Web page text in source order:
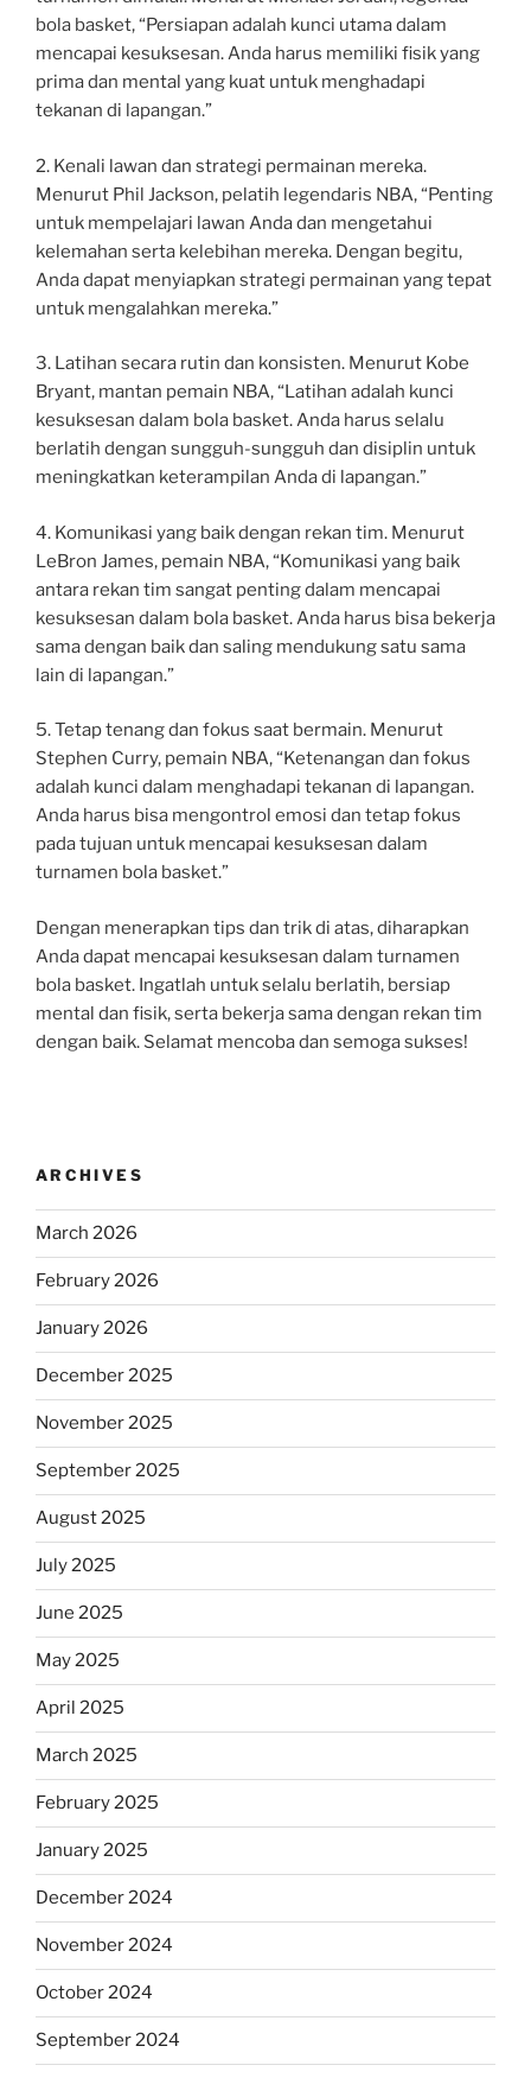
bola basket, “Persiapan adalah kunci utama dalam
mencapai kesuksesan. Anda harus memiliki fisik yang
prima dan mental yang kuat untuk menghadapi
tekanan di lapangan.”
2. Kenali lawan dan strategi permainan mereka.
Menurut Phil Jackson, pelatih legendaris NBA, “Penting
untuk mempelajari lawan Anda dan mengetahui
kelemahan serta kelebihan mereka. Dengan begitu,
Anda dapat menyiapkan strategi permainan yang tepat
untuk mengalahkan mereka.”
3. Latihan secara rutin dan konsisten. Menurut Kobe
Bryant, mantan pemain NBA, “Latihan adalah kunci
kesuksesan dalam bola basket. Anda harus selalu
berlatih dengan sungguh-sungguh dan disiplin untuk
meningkatkan keterampilan Anda di lapangan.”
4. Komunikasi yang baik dengan rekan tim. Menurut
LeBron James, pemain NBA, “Komunikasi yang baik
antara rekan tim sangat penting dalam mencapai
kesuksesan dalam bola basket. Anda harus bisa bekerja
sama dengan baik dan saling mendukung satu sama
lain di lapangan.”
5. Tetap tenang dan fokus saat bermain. Menurut
Stephen Curry, pemain NBA, “Ketenangan dan fokus
adalah kunci dalam menghadapi tekanan di lapangan.
Anda harus bisa mengontrol emosi dan tetap fokus
pada tujuan untuk mencapai kesuksesan dalam
turnamen bola basket.”
Dengan menerapkan tips dan trik di atas, diharapkan
Anda dapat mencapai kesuksesan dalam turnamen
bola basket. Ingatlah untuk selalu berlatih, bersiap
mental dan fisik, serta bekerja sama dengan rekan tim
dengan baik. Selamat mencoba dan semoga sukses!
ARCHIVES
March 2026
February 2026
January 2026
December 2025
November 2025
September 2025
August 2025
July 2025
June 2025
May 2025
April 2025
March 2025
February 2025
January 2025
December 2024
November 2024
October 2024
September 2024